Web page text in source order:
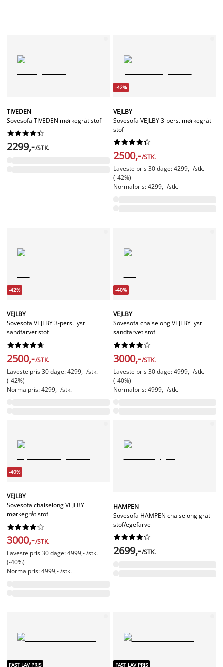
TIVEDEN
Sovesofa TIVEDEN mørkegråt stof






2299,-/STK.
-42%
VEJLBY
Sovesofa VEJLBY 3-pers. mørkegråt
stof






2500,-/STK.
Laveste pris 30 dage: 4299,- /stk.
(-42%)
Normalpris: 4299,- /stk.
-42%
VEJLBY
Sovesofa VEJLBY 3-pers. lyst
sandfarvet stof






2500,-/STK.
Laveste pris 30 dage: 4299,- /stk.
(-42%)
Normalpris: 4299,- /stk.
-40%
VEJLBY
Sovesofa chaiselong VEJLBY lyst
sandfarvet stof






3000,-/STK.
Laveste pris 30 dage: 4999,- /stk.
(-40%)
Normalpris: 4999,- /stk.
-40%
VEJLBY
Sovesofa chaiselong VEJLBY
mørkegråt stof






3000,-/STK.
Laveste pris 30 dage: 4999,- /stk.
(-40%)
Normalpris: 4999,- /stk.
HAMPEN
Sovesofa HAMPEN chaiselong gråt
stof/egefarve






2699,-/STK.
FAST LAV PRIS FAST LAV PRIS